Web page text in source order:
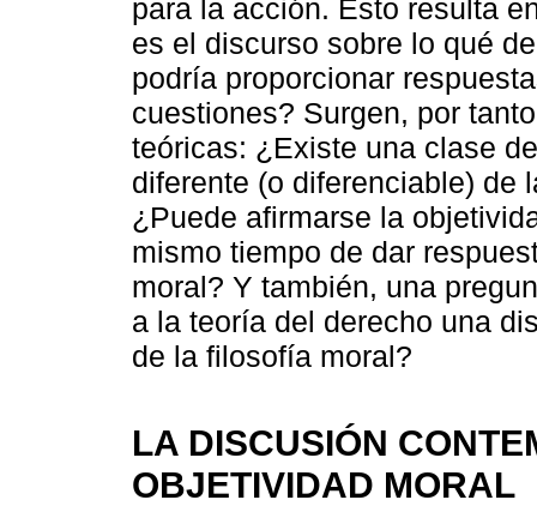
para la acción. Esto resulta
es el discurso sobre lo qué
podría proporcionar
cuestiones? Surgen, por
teóricas: ¿Existe una clase
diferente (o diferenciable) de
¿Puede afirmarse la
mismo tiempo de dar
moral? Y también, una
a la teoría del derecho una
de la filosofía moral?
LA DISCUSIÓN
OBJETIVIDAD MORAL